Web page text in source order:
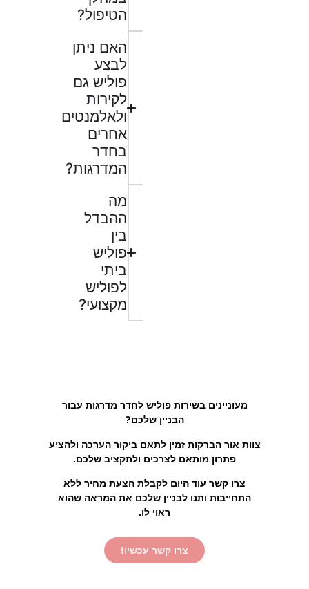
הטיפול?
האם ניתן
לבצע
פוליש גם
לקירות
ולאלמנטים
אחרים
בחדר
המדרגות?
מה
ההבדל
בין
פוליש
ביתי
לפוליש
מקצועי?
מעוניינים בשירות פוליש לחדר מדרגות עבור
הבניין שלכם?
צוות אור הברקות זמין לתאם ביקור הערכה ולהציע
פתרון מותאם לצרכים ולתקציב שלכם.
צרו קשר עוד היום לקבלת הצעת מחיר ללא
התחייבות ותנו לבניין שלכם את המראה שהוא
ראוי לו.
צרו קשר עכשיו!